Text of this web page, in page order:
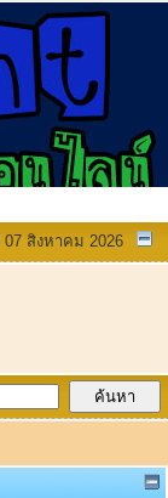
07 สิงหาคม 2026